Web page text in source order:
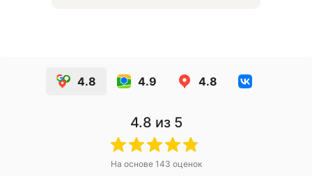
4.8 4.9 4.8
4.8 из 5
На основе 143 оценок